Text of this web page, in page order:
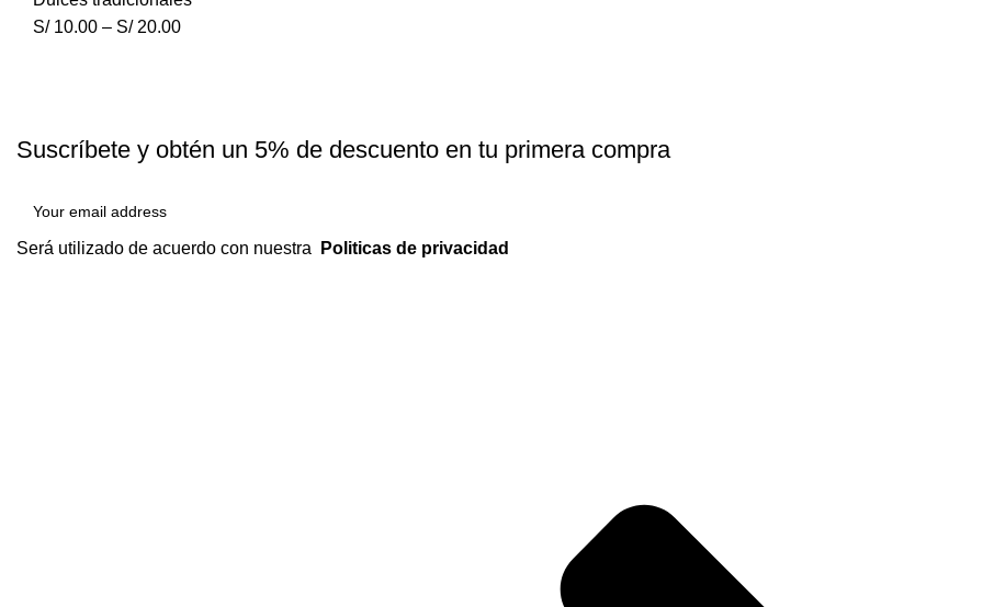
S/ 10.00 – S/ 20.00
Suscríbete y obtén un 5% de descuento en tu primera compra
Será utilizado de acuerdo con nuestra Politicas de privacidad